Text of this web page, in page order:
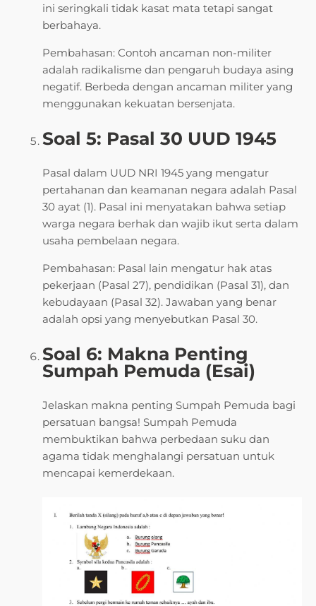
ini seringkali tidak kasat mata tetapi sangat
berbahaya.
Pembahasan: Contoh ancaman non-militer
adalah radikalisme dan pengaruh budaya asing
negatif. Berbeda dengan ancaman militer yang
menggunakan kekuatan bersenjata.
Soal 5: Pasal 30 UUD 1945
Pasal dalam UUD NRI 1945 yang mengatur
pertahanan dan keamanan negara adalah Pasal
30 ayat (1). Pasal ini menyatakan bahwa setiap
warga negara berhak dan wajib ikut serta dalam
usaha pembelaan negara.
Pembahasan: Pasal lain mengatur hak atas
pekerjaan (Pasal 27), pendidikan (Pasal 31), dan
kebudayaan (Pasal 32). Jawaban yang benar
adalah opsi yang menyebutkan Pasal 30.
Soal 6: Makna Penting
Sumpah Pemuda (Esai)
Jelaskan makna penting Sumpah Pemuda bagi
persatuan bangsa! Sumpah Pemuda
membuktikan bahwa perbedaan suku dan
agama tidak menghalangi persatuan untuk
mencapai kemerdekaan.